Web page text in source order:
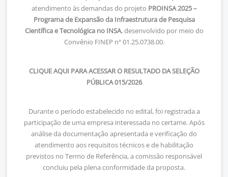
atendimento às demandas do projeto PROINSA 2025 –
Programa de Expansão da Infraestrutura de Pesquisa
Científica e Tecnológica no INSA, desenvolvido por meio do
Convênio FINEP nº 01.25.0738.00.
CLIQUE AQUI PARA ACESSAR O RESULTADO DA SELEÇÃO
PÚBLICA 015/2026
Durante o período estabelecido no edital, foi registrada a
participação de uma empresa interessada no certame. Após
análise da documentação apresentada e verificação do
atendimento aos requisitos técnicos e de habilitação
previstos no Termo de Referência, a comissão responsável
concluiu pela plena conformidade da proposta.